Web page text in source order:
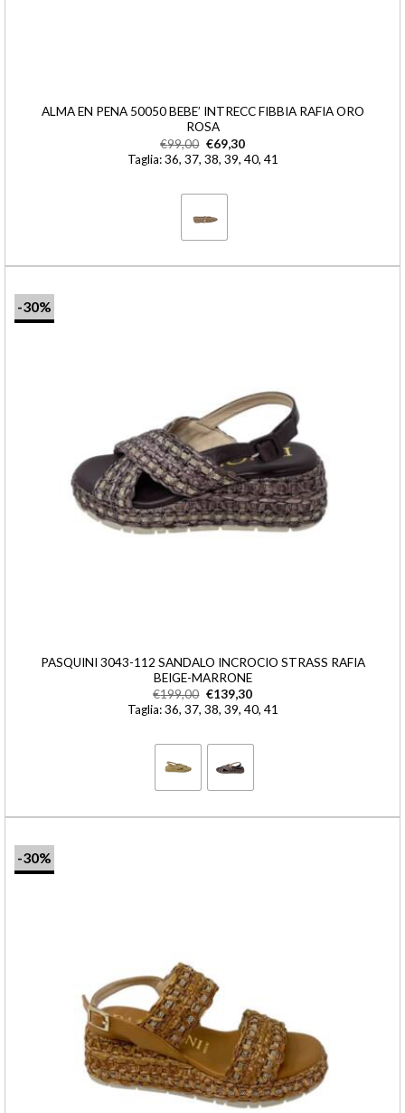
ALMA EN PENA 50050 BEBE’ INTRECC FIBBIA RAFIA ORO
ROSA
€99,00 €69,30
Taglia: 36, 37, 38, 39, 40, 41
-30%
PASQUINI 3043-112 SANDALO INCROCIO STRASS RAFIA
BEIGE-MARRONE
€199,00 €139,30
Taglia: 36, 37, 38, 39, 40, 41
-30%